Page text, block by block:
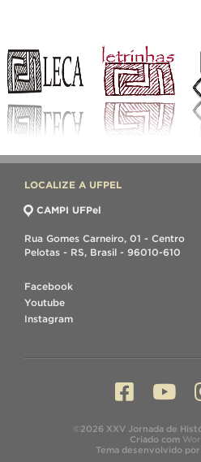
LOCALIZE A UFPEL
CAMPI UFPel
Rua Gomes Carneiro, 01 - Centro
Pelotas - RS, Brasil - 96010-610
Facebook
Youtube
Instagram
©2026 XXV Jornada de
Criado com
Tema desenvolvido por